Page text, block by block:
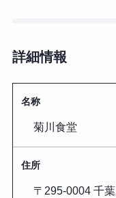
詳細情報
名称
菊川食堂
住所
〒295-0004 千